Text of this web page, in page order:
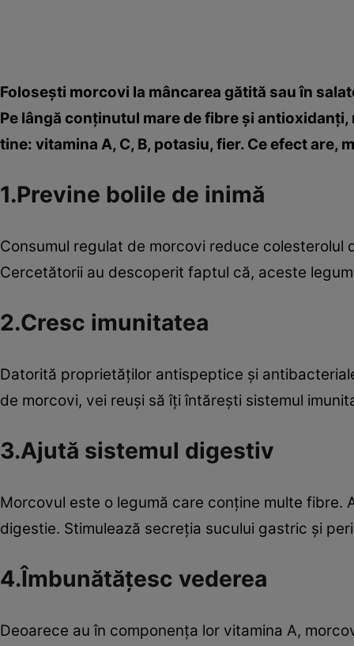
Foloseşti morcovi la mâncarea gătită sau în
Pe lângă conţinutul mare de fibre şi
tine: vitamina A, C, B, potasiu, fier. Ce efect
1.Previne bolile de inimă
Consumul regulat de morcovi reduce colesterolul
Cercetătorii au descoperit faptul că, aceste
2.Cresc imunitatea
Datorită proprietăţilor antispeptice şi
de morcovi, vei reuşi să îţi întăreşti sistemul
3.Ajută sistemul digestiv
Morcovul este o legumă care conţine multe fibre.
digestie. Stimulează secreţia sucului gastric şi
4.Îmbunătăţesc vederea
Deoarece au în componenţa lor vitamina A,